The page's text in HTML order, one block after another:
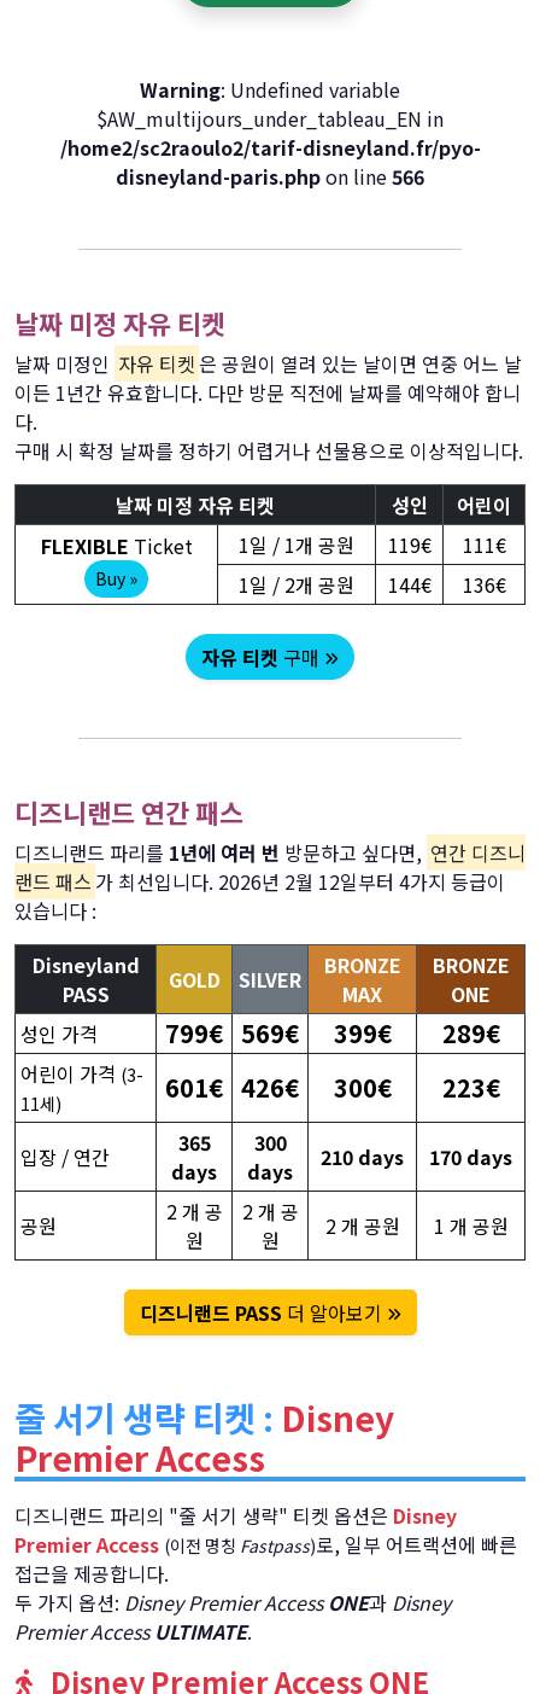
Warning: Undefined variable
$AW_multijours_under_tableau_EN in
/home2/sc2raoulo2/tarif-disneyland.fr/pyo-
disneyland-paris.phpon line566
날짜 미정 자유 티켓
날짜 미정인 자유 티켓 은 공원이 열려 있는 날이면 연중 어느 날
이든 1년간 유효합니다. 다만 방문 직전에 날짜를 예약해야 합니
다.
구매 시 확정 날짜를 정하기 어렵거나 선물용으로 이상적입니다.
날짜 미정 자유 티켓
성인
어린이
FLEXIBLE Ticket
Buy »
1일 / 1개 공원 119€
111€
1일 / 2개 공원
144€ 136€
자유 티켓 구매
디즈니랜드 연간 패스
디즈니랜드 파리를 1년에 여러 번 방문하고 싶다면, 연간 디즈니
랜드 패스 가 최선입니다. 2026년 2월 12일부터 4가지 등급이
있습니다 :
Disneyland
PASS
GOLD SILVER
BRONZE
MAX
BRONZE
ONE
성인 가격
799€ 569€ 399€ 289€
어린이 가격 (3-
11세)
601€ 426€ 300€ 223€
입장 / 연간
365
days
300
days
210 days 170 days
공원
2 개 공
원
2 개 공
원
2 개 공원 1 개 공원
디즈니랜드 PASS 더 알아보기
줄 서기 생략 티켓 : Disney
Premier Access
디즈니랜드 파리의 "줄 서기 생략" 티켓 옵션은 Disney
Premier Access (이전 명칭 Fastpass)로, 일부 어트랙션에 빠른
접근을 제공합니다.
두 가지 옵션: Disney Premier AccessONE과 Disney
Premier AccessULTIMATE.
Disney Premier Access ONE